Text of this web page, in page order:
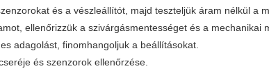
és a vészleállítót, majd teszteljük áram nélkül a
ellenőrizzük a szivárgásmentességet és a mechanikai
adagolást, finomhangoljuk a beállításokat.
és szenzorok ellenőrzése.